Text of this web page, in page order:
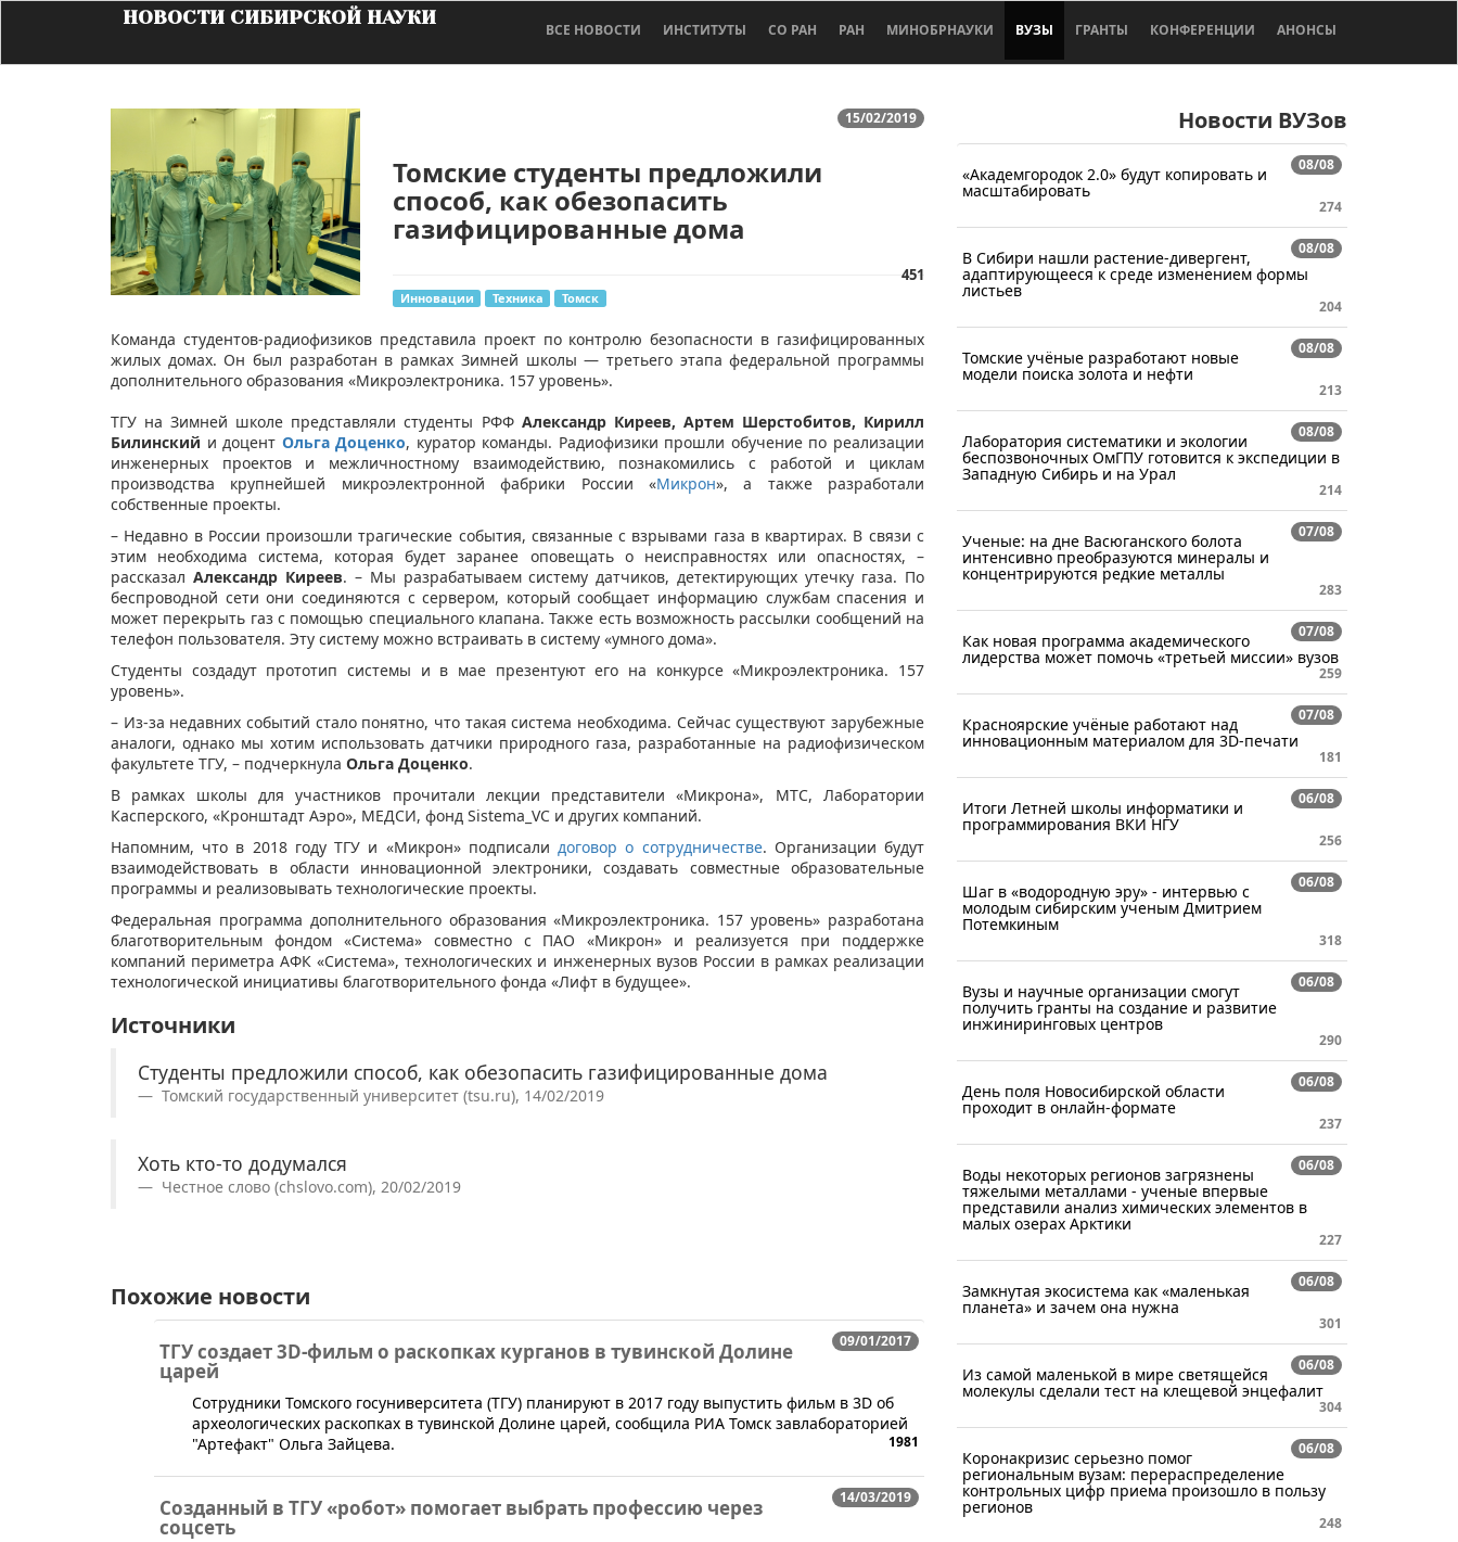
НОВОСТИ СИБИРСКОЙ НАУКИ
ВСЕ НОВОСТИ ИНСТИТУТЫ СО РАН РАН МИНОБРНАУКИ ВУЗЫ ГРАНТЫ КОНФЕРЕНЦИИ АНОНСЫ
15/02/2019
Томские студенты предложили
способ, как обезопасить
газифицированные дома
451
Инновации Техника Томск
​Команда студентов-радиофизиков представила проект по контролю безопасности в газифицированных
жилых домах. Он был разработан в рамках Зимней школы — третьего этапа федеральной программы
дополнительного образования «Микроэлектроника. 157 уровень».
ТГУ на Зимней школе представляли студенты РФФ Александр Киреев, Артем Шерстобитов, Кирилл
Билинский и доцент Ольга Доценко, куратор команды. Радиофизики прошли обучение по реализации
инженерных проектов и межличностному взаимодействию, познакомились с работой и циклам
производства крупнейшей микроэлектронной фабрики России «Микрон», а также разработали
собственные проекты.
– Недавно в России произошли трагические события, связанные с взрывами газа в квартирах. В связи с
этим необходима система, которая будет заранее оповещать о неисправностях или опасностях, –
рассказал Александр Киреев. – Мы разрабатываем систему датчиков, детектирующих утечку газа. По
беспроводной сети они соединяются с сервером, который сообщает информацию службам спасения и
может перекрыть газ с помощью специального клапана. Также есть возможность рассылки сообщений на
телефон пользователя. Эту систему можно встраивать в систему «умного дома».
Студенты создадут прототип системы и в мае презентуют его на конкурсе «Микроэлектроника. 157
уровень».
– Из-за недавних событий стало понятно, что такая система необходима. Сейчас существуют зарубежные
аналоги, однако мы хотим использовать датчики природного газа, разработанные на радиофизическом
факультете ТГУ, – подчеркнула Ольга Доценко.
В рамках школы для участников прочитали лекции представители «Микрона», МТС, Лаборатории
Касперского, «Кронштадт Аэро», МЕДСИ, фонд Sistema_VC и других компаний.
Напомним, что в 2018 году ТГУ и «Микрон» подписалидоговор о сотрудничестве. Организации будут
взаимодействовать в области инновационной электроники, создавать совместные образовательные
программы и реализовывать технологические проекты.
Федеральная программа дополнительного образования «Микроэлектроника. 157 уровень» разработана
благотворительным фондом «Система» совместно с ПАО «Микрон» и реализуется при поддержке
компаний периметра АФК «Система», технологических и инженерных вузов России в рамках реализации
технологической инициативы благотворительного фонда «Лифт в будущее».
Источники
Студенты предложили способ, как обезопасить газифицированные дома
Томский государственный университет (tsu.ru), 14/02/2019
Хоть кто-то додумался
Честное слово (chslovo.com), 20/02/2019
Похожие новости
09/01/2017
ТГУ создает 3D-фильм о раскопках курганов в тувинской Долине
царей
​Сотрудники Томского госуниверситета (ТГУ) планируют в 2017 году выпустить фильм в 3D об
археологических раскопках в тувинской Долине царей, сообщила РИА Томск завлабораторией
"Артефакт" Ольга Зайцева.
1981
14/03/2019
Созданный в ТГУ «робот» помогает выбрать профессию через
соцсеть
Новости ВУЗов
08/08
«Академгородок 2.0» будут копировать и
масштабировать
274
08/08
В Сибири нашли растение-дивергент,
адаптирующееся к среде изменением формы
листьев
204
08/08
Томские учёные разработают новые
модели поиска золота и нефти
213
08/08
Лаборатория систематики и экологии
беспозвоночных ОмГПУ готовится к экспедиции в
Западную Сибирь и на Урал
214
07/08
Ученые: на дне Васюганского болота
интенсивно преобразуются минералы и
концентрируются редкие металлы
283
07/08
Как новая программа академического
лидерства может помочь «третьей миссии» вузов
259
07/08
Красноярские учёные работают над
инновационным материалом для 3D-печати
181
06/08
Итоги Летней школы информатики и
программирования ВКИ НГУ
256
06/08
Шаг в «водородную эру» - интервью с
молодым сибирским ученым Дмитрием
Потемкиным
318
06/08
Вузы и научные организации смогут
получить гранты на создание и развитие
инжиниринговых центров
290
06/08
День поля Новосибирской области
проходит в онлайн-формате
237
06/08
Воды некоторых регионов загрязнены
тяжелыми металлами - ученые впервые
представили анализ химических элементов в
малых озерах Арктики
227
06/08
Замкнутая экосистема как «маленькая
планета» и зачем она нужна
301
06/08
Из самой маленькой в мире светящейся
молекулы сделали тест на клещевой энцефалит
304
06/08
Коронакризис серьезно помог
региональным вузам: перераспределение
контрольных цифр приема произошло в пользу
регионов
248